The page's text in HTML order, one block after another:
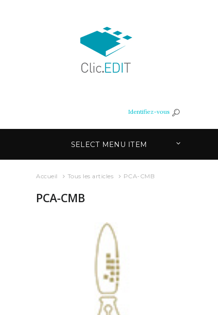
Identifiez-vous
SELECT MENU ITEM
Accueil Tous les articles PCA-CMB
PCA-CMB